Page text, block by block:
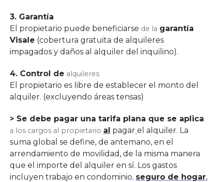
3. Garantía
El propietario puede beneficiarse de la garantía
Visale (cobertura gratuita de alquileres
impagados y daños al alquiler del inquilino).
4. Control de alquileres
El propietario es libre de establecer el monto del
alquiler. (excluyendo áreas tensas)
> Se debe pagar una tarifa plana que se aplica
a los cargos al propietario al pagar el alquiler. La
suma global se define, de antemano, en el
arrendamiento de movilidad, de la misma manera
que el importe del alquiler en sí. Los gastos
incluyen trabajo en condominio, seguro de hogar,